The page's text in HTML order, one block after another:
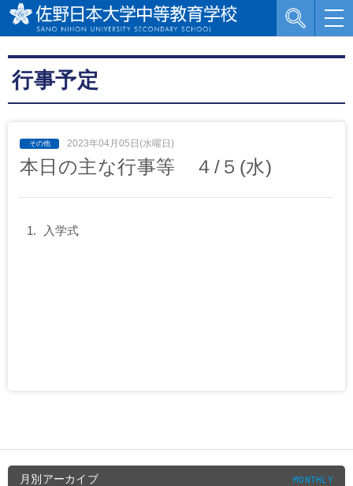
行事予定
2023年04月05日(水曜日)
本日の主な行事等 ４/５(水)
入学式
月別アーカイブ MONTHLY